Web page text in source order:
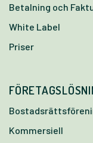
Betalning och
White Label
Priser
Kommersiell